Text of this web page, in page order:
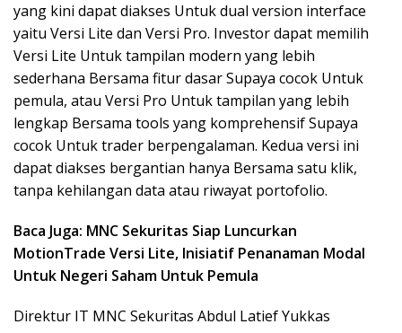
yang kini dapat diakses Untuk dual version interface
yaitu Versi Lite dan Versi Pro. Investor dapat memilih
Versi Lite Untuk tampilan modern yang lebih
sederhana Bersama fitur dasar Supaya cocok Untuk
pemula, atau Versi Pro Untuk tampilan yang lebih
lengkap Bersama tools yang komprehensif Supaya
cocok Untuk trader berpengalaman. Kedua versi ini
dapat diakses bergantian hanya Bersama satu klik,
tanpa kehilangan data atau riwayat portofolio.
Baca Juga: MNC Sekuritas Siap Luncurkan
MotionTrade Versi Lite, Inisiatif Penanaman Modal
Untuk Negeri Saham Untuk Pemula
Direktur IT MNC Sekuritas Abdul Latief Yukkas